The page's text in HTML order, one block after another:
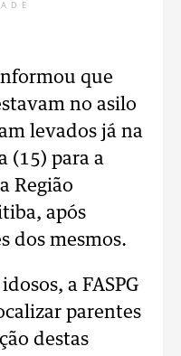
que
no asilo
levados já na
(15) para a
Região
após
dos mesmos.
a FASPG
parentes
destas